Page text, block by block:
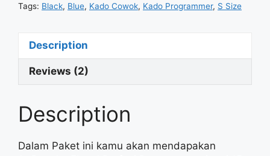
Tags: Black, Blue, Kado Cowok, Kado Programmer, S Size
Description
Reviews (2)
Description
Dalam Paket ini kamu akan mendapakan